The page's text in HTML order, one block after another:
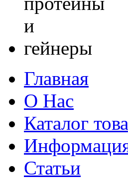
Главная
О Нас
Каталог
Статьи